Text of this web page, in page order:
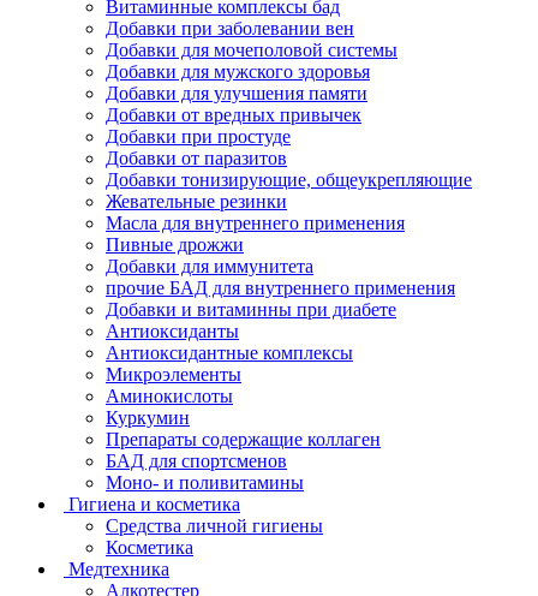
Витаминные комплексы бад
Добавки при заболевании вен
Добавки для мочеполовой системы
Добавки для мужского здоровья
Добавки для улучшения памяти
Добавки от вредных привычек
Добавки при простуде
Добавки от паразитов
Добавки тонизирующие, общеукрепляющие
Жевательные резинки
Масла для внутреннего применения
Пивные дрожжи
Добавки для иммунитета
прочие БАД для внутреннего применения
Добавки и витаминны при диабете
Антиоксиданты
Антиоксидантные комплексы
Микроэлементы
Аминокислоты
Куркумин
Препараты содержащие коллаген
БАД для спортсменов
Моно- и поливитамины
Гигиена и косметика
Средства личной гигиены
Косметика
Медтехника
Алкотестер